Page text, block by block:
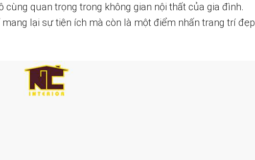
cùng quan trọng trong không gian nội thất của gia đình.
lại sự tiện ích mà còn là một điểm nhấn trang trí đẹp